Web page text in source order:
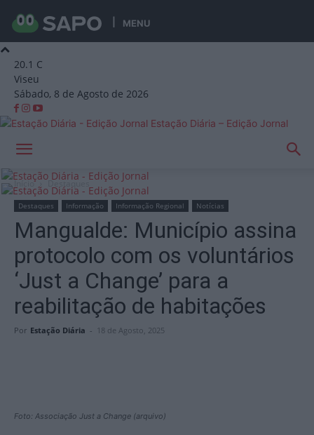
MENU
20.1 C
Viseu
Sábado, 8 de Agosto de 2026
Estação Diária – Edição Jornal
Início Destaques
Destaques Informação Informação Regional Notícias
Mangualde: Município assina
protocolo com os voluntários
‘Just a Change’ para a
reabilitação de habitações
Por Estação Diária - 18 de Agosto, 2025
Foto: Associação Just a Change (arquivo)